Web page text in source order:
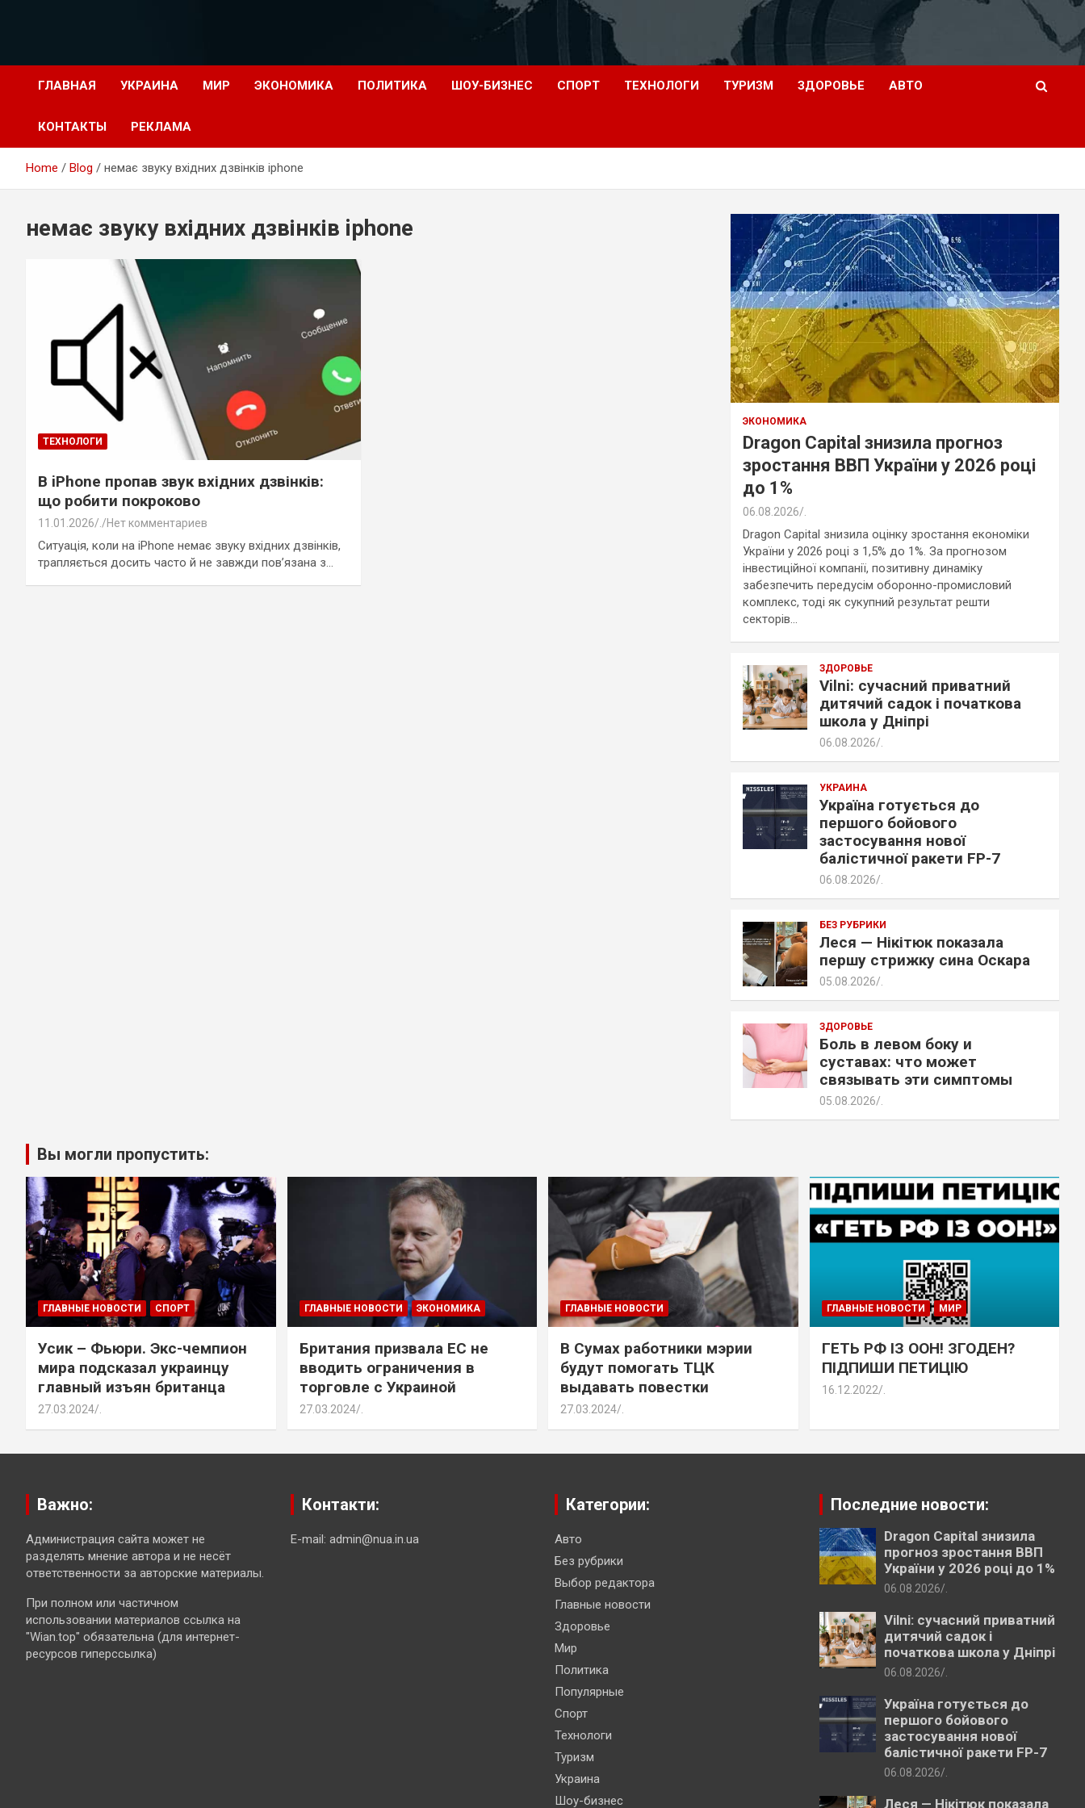
ГЛАВНАЯ УКРАИНА МИР ЭКОНОМИКА ПОЛИТИКА ШОУ-БИЗНЕС СПОРТ ТЕХНОЛОГИ ТУРИЗМ ЗДОРОВЬЕ АВТО
КОНТАКТЫ РЕКЛАМА
Home Blog немає звуку вхідних дзвінків iphone
немає звуку вхідних дзвінків iphone
ТЕХНОЛОГИ
В iPhone пропав звук вхідних дзвінків:
що робити покроково
11.01.2026 Нет комментариев
Ситуація, коли на iPhone немає звуку вхідних дзвінків,
трапляється досить часто й не завжди пов’язана з…
ЭКОНОМИКА
Dragon Capital знизила прогноз
зростання ВВП України у 2026 році
до 1%
06.08.2026
Dragon Capital знизила оцінку зростання економіки
України у 2026 році з 1,5% до 1%. За прогнозом
інвестиційної компанії, позитивну динаміку
забезпечить передусім оборонно-промисловий
комплекс, тоді як сукупний результат решти
секторів…
ЗДОРОВЬЕ
Vilni: сучасний приватний
дитячий садок і початкова
школа у Дніпрі
06.08.2026
УКРАИНА
Україна готується до
першого бойового
застосування нової
балістичної ракети FP-7
06.08.2026
БЕЗ РУБРИКИ
Леся — Нікітюк показала
першу стрижку сина Оскара
05.08.2026
ЗДОРОВЬЕ
Боль в левом боку и
суставах: что может
связывать эти симптомы
05.08.2026
Вы могли пропустить:
ГЛАВНЫЕ НОВОСТИ СПОРТ
Усик – Фьюри. Экс-чемпион
мира подсказал украинцу
главный изъян британца
27.03.2024
ГЛАВНЫЕ НОВОСТИ ЭКОНОМИКА
Британия призвала ЕС не
вводить ограничения в
торговле с Украиной
27.03.2024
ГЛАВНЫЕ НОВОСТИ
В Сумах работники мэрии
будут помогать ТЦК
выдавать повестки
27.03.2024
ГЛАВНЫЕ НОВОСТИ МИР
ГЕТЬ РФ ІЗ ООН! ЗГОДЕН?
ПІДПИШИ ПЕТИЦІЮ
16.12.2022
Важно:
Администрация сайта может не
разделять мнение автора и не несёт
ответственности за авторские материалы.
При полном или частичном
использовании материалов ссылка на
"Wian.top" обязательна (для интернет-
ресурсов гиперссылка)
Контакти:
E-mail: admin@nua.in.ua
Категории:
Авто
Без рубрики
Выбор редактора
Главные новости
Здоровье
Мир
Политика
Популярные
Спорт
Технологи
Туризм
Украина
Шоу-бизнес
Последние новости:
Dragon Capital знизила
прогноз зростання ВВП
України у 2026 році до 1%
06.08.2026
Vilni: сучасний приватний
дитячий садок і
початкова школа у Дніпрі
06.08.2026
Україна готується до
першого бойового
застосування нової
балістичної ракети FP-7
06.08.2026
Леся — Нікітюк показала